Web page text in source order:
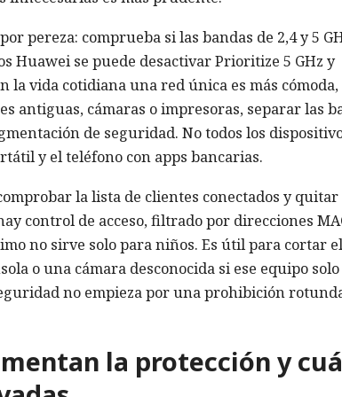
pereza: comprueba si las bandas de 2,4 y 5
Huawei se puede desactivar Prioritize 5 GHz y
la vida cotidiana una red única es más cómoda,
antiguas, cámaras o impresoras, separar las
de seguridad. No todos los
y el teléfono con apps bancarias.
la lista de clientes conectados y quitar
control de acceso, filtrado por direcciones
no sirve solo para niños. Es útil para cortar el
o una cámara desconocida si ese equipo
no empieza por una prohibición
la protección y